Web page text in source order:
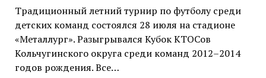
Традиционный летний турнир по футболу среди
детских команд состоялся 28 июля на стадионе
«Металлург». Разыгрывался Кубок КТОСов
Кольчугинского округа среди команд 2012–2014
годов рождения. Все…